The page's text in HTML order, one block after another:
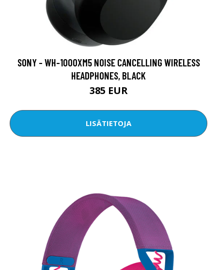
SONY - WH-1000XM5 NOISE CANCELLING WIRELESS
HEADPHONES, BLACK
385 EUR
LISÄTIETOJA